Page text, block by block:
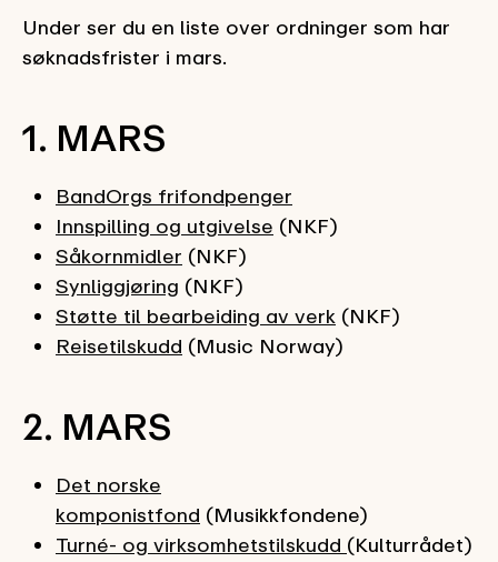
Under ser du en liste over ordninger som har
søknadsfrister i mars.
1. MARS
BandOrgs frifondpenger
Innspilling og utgivelse (NKF)
Såkornmidler (NKF)
Synliggjøring (NKF)
Støtte til bearbeiding av verk (NKF)
Reisetilskudd (Music Norway)
2. MARS
Det norske
komponistfond (Musikkfondene)
Turné- og virksomhetstilskudd (Kulturrådet)